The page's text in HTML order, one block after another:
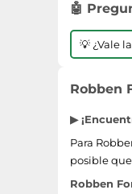
🤖
💡 ¿Vale
Robben
▶
Para
posible
Robben